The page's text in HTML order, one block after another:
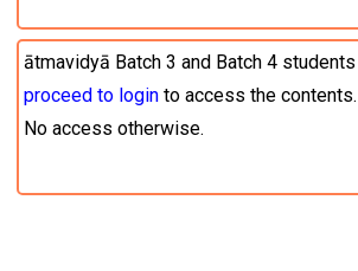
ātmavidyā Batch 3 and Batch 4 students
proceed to login to access the contents.
No access otherwise.